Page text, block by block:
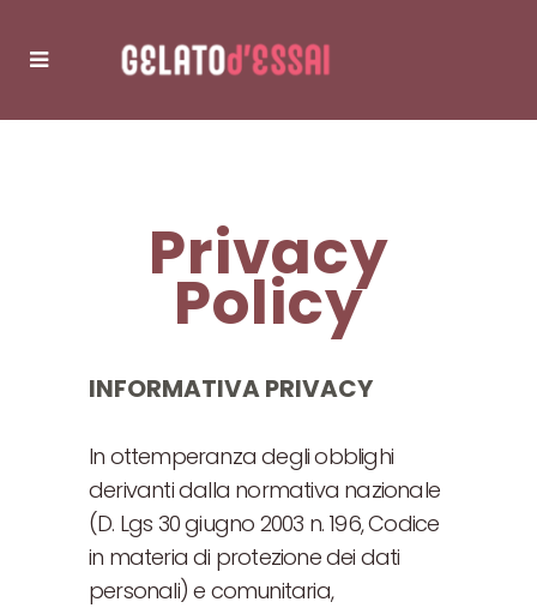
Privacy
Policy
INFORMATIVA PRIVACY
In ottemperanza degli obblighi
derivanti dalla normativa nazionale
(D. Lgs 30 giugno 2003 n. 196, Codice
in materia di protezione dei dati
personali) e comunitaria,